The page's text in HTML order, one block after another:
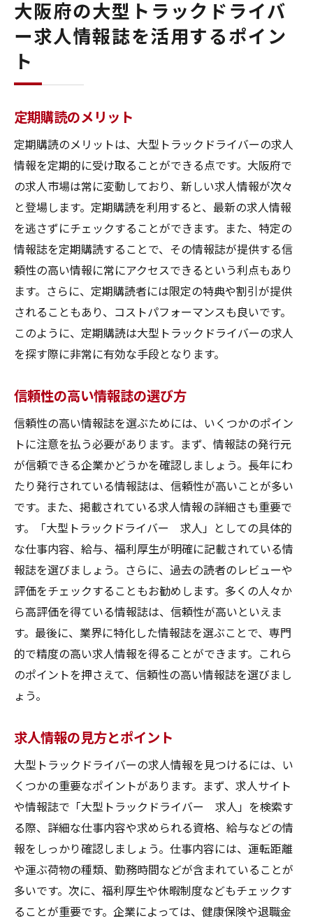
大阪府の大型トラックドライバ
ー求人情報誌を活用するポイン
ト
定期購読のメリット
定期購読のメリットは、大型トラックドライバーの求人
情報を定期的に受け取ることができる点です。大阪府で
の求人市場は常に変動しており、新しい求人情報が次々
と登場します。定期購読を利用すると、最新の求人情報
を逃さずにチェックすることができます。また、特定の
情報誌を定期購読することで、その情報誌が提供する信
頼性の高い情報に常にアクセスできるという利点もあり
ます。さらに、定期購読者には限定の特典や割引が提供
されることもあり、コストパフォーマンスも良いです。
このように、定期購読は大型トラックドライバーの求人
を探す際に非常に有効な手段となります。
信頼性の高い情報誌の選び方
信頼性の高い情報誌を選ぶためには、いくつかのポイン
トに注意を払う必要があります。まず、情報誌の発行元
が信頼できる企業かどうかを確認しましょう。長年にわ
たり発行されている情報誌は、信頼性が高いことが多い
です。また、掲載されている求人情報の詳細さも重要で
す。「大型トラックドライバー 求人」としての具体的
な仕事内容、給与、福利厚生が明確に記載されている情
報誌を選びましょう。さらに、過去の読者のレビューや
評価をチェックすることもお勧めします。多くの人々か
ら高評価を得ている情報誌は、信頼性が高いといえま
す。最後に、業界に特化した情報誌を選ぶことで、専門
的で精度の高い求人情報を得ることができます。これら
のポイントを押さえて、信頼性の高い情報誌を選びまし
ょう。
求人情報の見方とポイント
大型トラックドライバーの求人情報を見つけるには、い
くつかの重要なポイントがあります。まず、求人サイト
や情報誌で「大型トラックドライバー 求人」を検索す
る際、詳細な仕事内容や求められる資格、給与などの情
報をしっかり確認しましょう。仕事内容には、運転距離
や運ぶ荷物の種類、勤務時間などが含まれていることが
多いです。次に、福利厚生や休暇制度などもチェックす
ることが重要です。企業によっては、健康保険や退職金